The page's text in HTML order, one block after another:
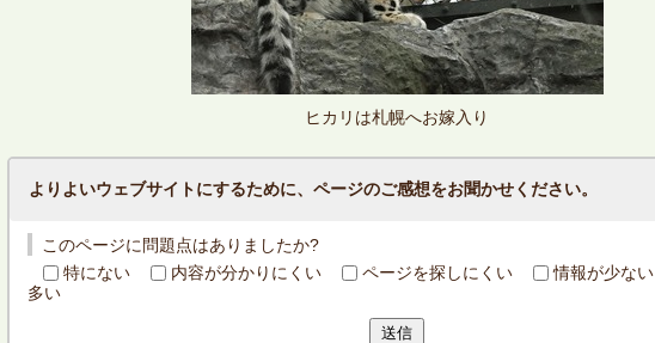
ヒカリは札幌へお嫁入り
よりよいウェブサイトにするために、ページのご感想をお聞かせください。
このページに問題点はありましたか?
特にない
内容が分かりにくい ページを探しにくい 情報が少ない
多い
送信